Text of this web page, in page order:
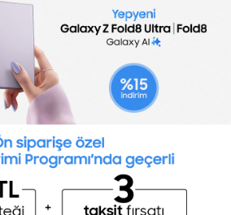
Değerlendirme
Yapılır?